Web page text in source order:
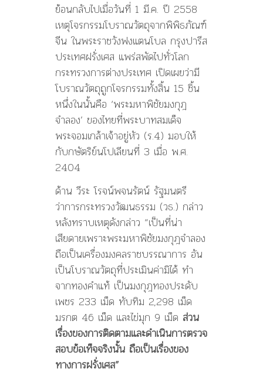
ย้อนกลับไปเมื่อวันที่ 1 มี.ค. ปี 2558
เหตุโจรกรรมโบราณวัตถุจากพิพิธภัณฑ์
จีน ในพระราชวังฟงแตนโบล กรุงปารีส
ประเทศฝรั่งเศส แพร่สพัดไปทั่วโลก
กระทรวงการต่างประเทศ เปิดเผยว่ามี
โบราณวัตถุถูกโจรกรรมทั้งสิ้น 15 ชิ้น
หนึ่งในนั้นคือ ‘พระมหาพิชัยมงกุฎ
จำลอง’ ของไทยที่พระบาทสมเด็จ
พระจอมเกล้าเจ้าอยู่หัว (ร.4) มอบให้
กับกษัตริย์นโปเลียนที่ 3 เมื่อ พ.ศ.
2404
ด้าน วีระ โรจน์พจนรัตน์ รัฐมนตรี
ว่าการกระทรวงวัฒนธรรม (วธ.) กล่าว
หลังทราบเหตุดังกล่าว “เป็นที่น่า
เสียดายเพราะพระมหาพิชัยมงกุฎจำลอง
ถือเป็นเครื่องมงคลราชบรรณาการ อัน
เป็นโบราณวัตถุที่ประเมินค่ามิได้ ทำ
จากทองคำแท้ เป็นมงกุฎทองประดับ
เพชร 233 เม็ด ทับทิม 2,298 เม็ด
มรกต 46 เม็ด และไข่มุก 9 เม็ด ส่วน
เรื่องของการติดตามและดำเนินการตรวจ
สอบข้อเท็จจริงนั้น ถือเป็นเรื่องของ
ทางการฝรั่งเศส”